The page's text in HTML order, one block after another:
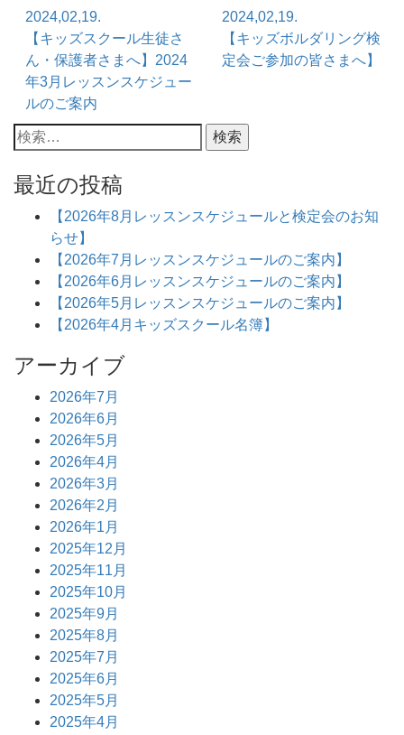
2024,02,19.
【キッズスクール生徒さ
ん・保護者さまへ】2024
年3月レッスンスケジュー
ルのご案内
2024,02,19.
【キッズボルダリング検
定会ご参加の皆さまへ】
最近の投稿
【2026年8月レッスンスケジュールと検定会のお知
らせ】
【2026年7月レッスンスケジュールのご案内】
【2026年6月レッスンスケジュールのご案内】
【2026年5月レッスンスケジュールのご案内】
【2026年4月キッズスクール名簿】
アーカイブ
2026年7月
2026年6月
2026年5月
2026年4月
2026年3月
2026年2月
2026年1月
2025年12月
2025年11月
2025年10月
2025年9月
2025年8月
2025年7月
2025年6月
2025年5月
2025年4月